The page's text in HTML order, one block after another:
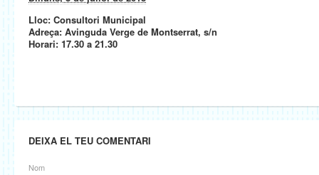
Lloc: Consultori Municipal
Adreça: Avinguda Verge de Montserrat, s/n
Horari: 17.30 a 21.30
DEIXA EL TEU COMENTARI
Nom